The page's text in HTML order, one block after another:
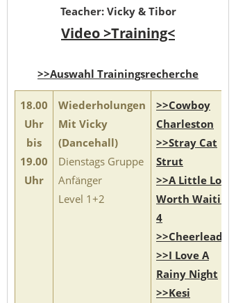
Teacher: Vicky & Tibor
Video >Training<
>>Auswahl Trainingsrecherche
18.00
Uhr
bis
19.00
Uhr
Wiederholungen
Mit Vicky
(Dancehall)
Dienstags Gruppe
Anfänger
Level 1+2
>>Cowboy
Charleston
>>Stray Cat
Strut
>>A Little Love
Worth Waiting
4
>>Cheerleader
>>I Love A
Rainy Night
>>Kesi